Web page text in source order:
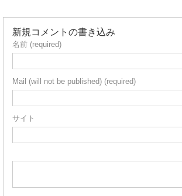
新規コメントの書き込み
名前 (required)
Mail (will not be published) (required)
サイト